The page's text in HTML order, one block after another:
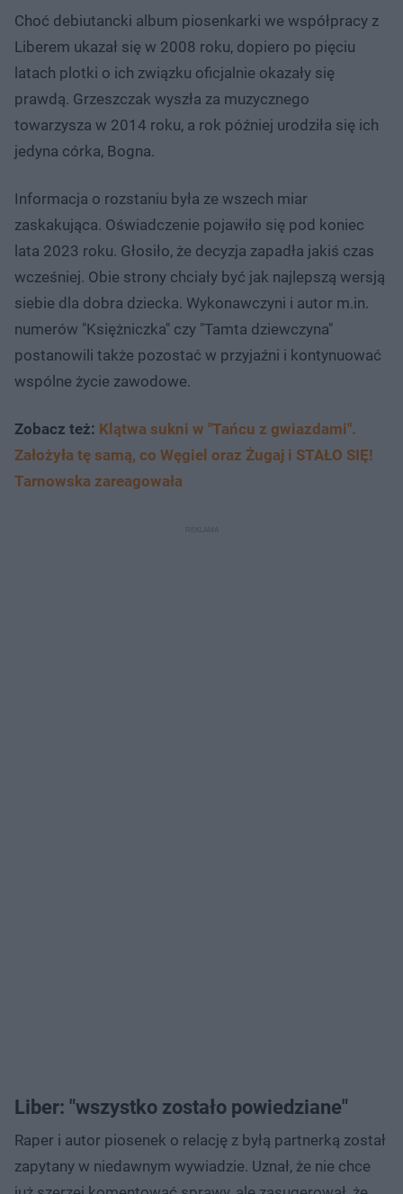
Choć debiutancki album piosenkarki we współpracy z
Liberem ukazał się w 2008 roku, dopiero po pięciu
latach plotki o ich związku oficjalnie okazały się
prawdą. Grzeszczak wyszła za muzycznego
towarzysza w 2014 roku, a rok później urodziła się ich
jedyna córka, Bogna.
Informacja o rozstaniu była ze wszech miar
zaskakująca. Oświadczenie pojawiło się pod koniec
lata 2023 roku. Głosiło, że decyzja zapadła jakiś czas
wcześniej. Obie strony chciały być jak najlepszą wersją
siebie dla dobra dziecka. Wykonawczyni i autor m.in.
numerów "Księżniczka" czy "Tamta dziewczyna"
postanowili także pozostać w przyjaźni i kontynuować
wspólne życie zawodowe.
Zobacz też: Klątwa sukni w "Tańcu z gwiazdami".
Założyła tę samą, co Węgiel oraz Żugaj i STAŁO SIĘ!
Tarnowska zareagowała
Liber: "wszystko zostało powiedziane"
Raper i autor piosenek o relację z byłą partnerką został
zapytany w niedawnym wywiadzie. Uznał, że nie chce